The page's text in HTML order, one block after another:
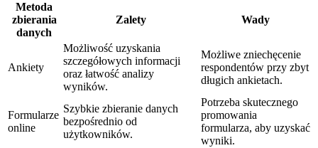
Metoda
zbierania
danych
Zalety Wady
Ankiety
Możliwość uzyskania
szczegółowych informacji
oraz łatwość analizy
wyników.
Możliwe zniechęcenie
respondentów przy zbyt
długich ankietach.
Formularze
online
Szybkie zbieranie danych
bezpośrednio od
użytkowników.
Potrzeba skutecznego
promowania
formularza, aby uzyskać
wyniki.